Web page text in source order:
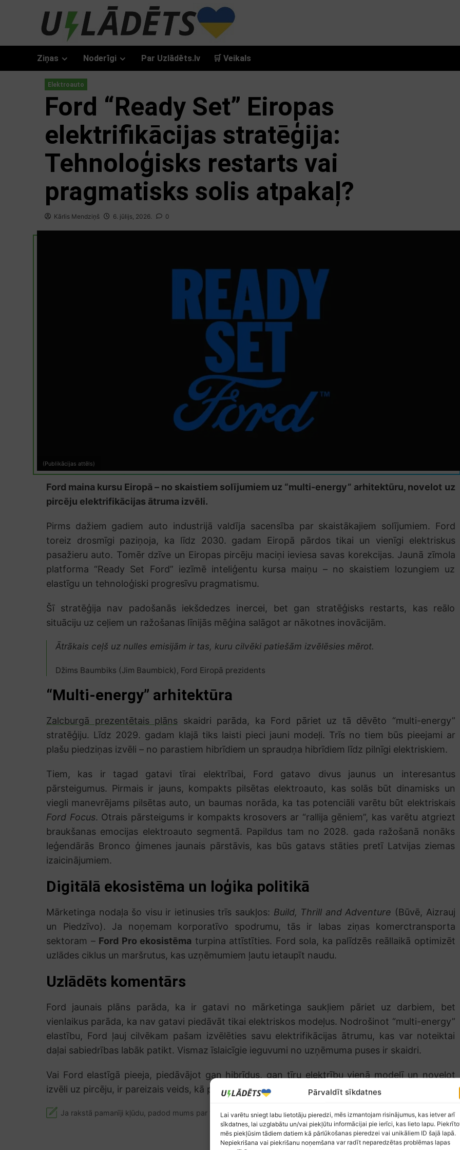
Pārvaldīt sīkdatnes
Lai varētu sniegt labu lietotāju pieredzi, mēs izmantojam risinājumus, kas ietver arī
sīkdatnes, lai uzglabātu un/vai piekļūtu informācijai pie ierīci, kas lieto lapu.
mēs piekļūsim tādiem datiem kā pārlūkošanas pieredzei vai unikāliem ID šajā lapā.
Nepiekrišana vai piekrišanu noņemšana var radīt neparedzētas problēmas lapas
Ziņas Noderīgi Par Uzlādēts.lv 🛒 Veikals
Elektroauto
Ford “Ready Set” Eiropas
elektrifikācijas stratēģija:
Tehnoloģisks restarts vai
pragmatisks solis atpakaļ?
Kārlis Mendziņš 6. jūlijs, 2026. 0
(Publikācijas attēls)
Ford maina kursu Eiropā – no skaistiem solījumiem uz “multi-energy” arhitektūru, novelot uz
pircēju elektrifikācijas ātruma izvēli.
Pirms dažiem gadiem auto industrijā valdīja sacensība par skaistākajiem solījumiem. Ford
toreiz drosmīgi paziņoja, ka līdz 2030. gadam Eiropā pārdos tikai un vienīgi elektriskus
pasažieru auto. Tomēr dzīve un Eiropas pircēju maciņi ieviesa savas korekcijas. Jaunā zīmola
platforma “Ready Set Ford” iezīmē inteliģentu kursa maiņu – no skaistiem lozungiem uz
elastīgu un tehnoloģiski progresīvu pragmatismu.
Šī stratēģija nav padošanās iekšdedzes inercei, bet gan stratēģisks restarts, kas reālo
situāciju uz ceļiem un ražošanas līnijās mēģina salāgot ar nākotnes inovācijām.
Ātrākais ceļš uz nulles emisijām ir tas, kuru cilvēki patiešām izvēlēsies mērot.
Džims Baumbiks (Jim Baumbick), Ford Eiropā prezidents
“Multi-energy” arhitektūra
Zalcburgā prezentētais plāns skaidri parāda, ka Ford pāriet uz tā dēvēto “multi-energy”
stratēģiju. Līdz 2029. gadam klajā tiks laisti pieci jauni modeļi. Trīs no tiem būs pieejami ar
plašu piedziņas izvēli – no parastiem hibrīdiem un spraudņa hibrīdiem līdz pilnīgi elektriskiem.
Tiem, kas ir tagad gatavi tīrai elektrībai, Ford gatavo divus jaunus un interesantus
pārsteigumus. Pirmais ir jauns, kompakts pilsētas elektroauto, kas solās būt dinamisks un
viegli manevrējams pilsētas auto, un baumas norāda, ka tas potenciāli varētu būt elektriskais
Ford Focus. Otrais pārsteigums ir kompakts krosovers ar “rallija gēniem”, kas varētu atgriezt
braukšanas emocijas elektroauto segmentā. Papildus tam no 2028. gada ražošanā nonāks
leģendārās Bronco ģimenes jaunais pārstāvis, kas būs gatavs stāties pretī Latvijas ziemas
izaicinājumiem.
Digitālā ekosistēma un loģika politikā
Mārketinga nodaļa šo visu ir ietinusies trīs saukļos: Build, Thrill and Adventure (Būvē, Aizrauj
un Piedzīvo). Ja noņemam korporatīvo spodrumu, tās ir labas ziņas komerctransporta
sektoram – Ford Pro ekosistēma turpina attīstīties. Ford sola, ka palīdzēs reāllaikā optimizēt
uzlādes ciklus un maršrutus, kas uzņēmumiem ļautu ietaupīt naudu.
Uzlādēts komentārs
Ford jaunais plāns parāda, ka ir gatavi no mārketinga saukļiem pāriet uz darbiem, bet
vienlaikus parāda, ka nav gatavi piedāvāt tikai elektriskos modeļus. Nodrošinot “multi-energy”
elastību, Ford ļauj cilvēkam pašam izvēlēties savu elektrifikācijas ātrumu, kas var noteiktai
daļai sabiedrības labāk patikt. Vismaz īslaicīgie ieguvumi no uzņēmuma puses ir skaidri.
Vai Ford elastīgā pieeja, piedāvājot gan hibrīdus, gan tīru elektrību vienā modelī un novelot
izvēli uz pircēju, ir pareizais veids, kā paātrināt pāreju?
Ja rakstā pamanīji kļūdu, padod mums par to ziņu, iezīmējot ačgārno tekstu un nospiežotCtrl+Enter. Paldies!